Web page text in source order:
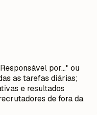
por..." ou
as tarefas diárias;
e resultados
de fora da